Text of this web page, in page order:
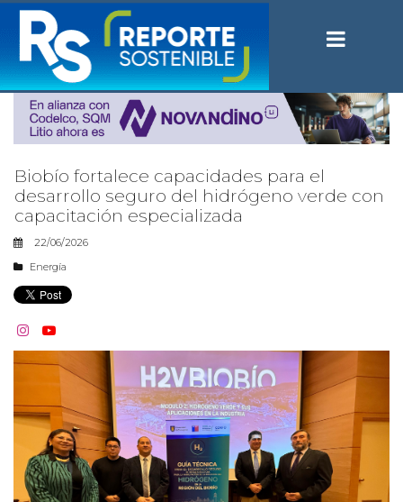
Biobío fortalece capacidades para el
desarrollo seguro del hidrógeno verde con
capacitación especializada
22/06/2026
Energía
 